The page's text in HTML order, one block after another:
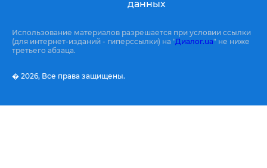
данных
Использование материалов разрешается при условии ссылки
(для интернет-изданий - гиперссылки) на "Диалог.ua" не ниже
третьего абзаца.
� 2026, Все права защищены.